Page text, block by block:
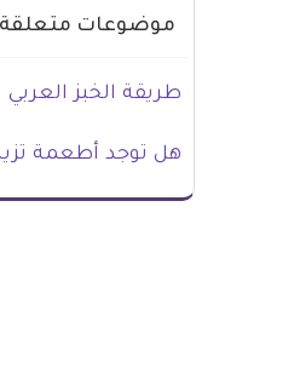
موضوعات متعلقة
طريقة الخبز
هل توجد أطعمة